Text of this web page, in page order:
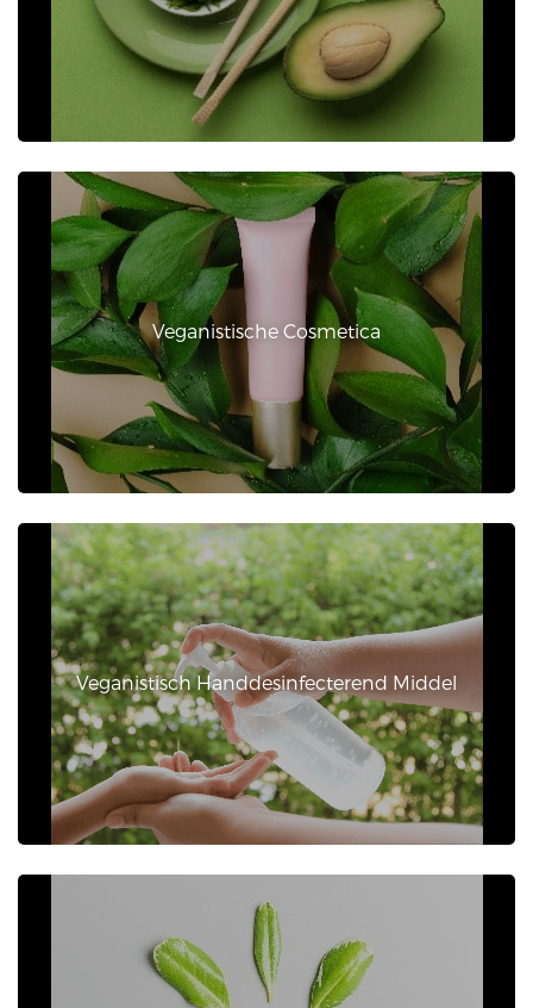
Veganistische Cosmetica
Veganistisch Handdesinfecterend Middel